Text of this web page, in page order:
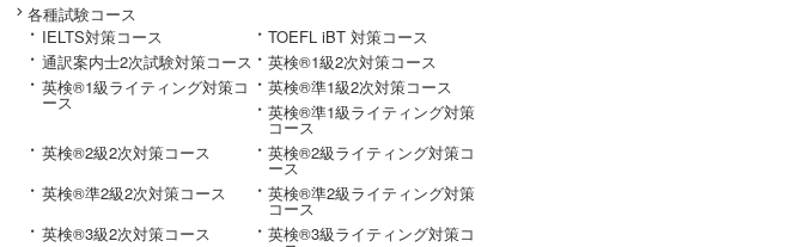
各種試験コース
IELTS対策コース
TOEFL iBT 対策コース
通訳案内士2次試験対策コース
英検®1級2次対策コース
英検®1級ライティング対策コ
ース
英検®準1級2次対策コース
英検®準1級ライティング対策
コース
英検®2級2次対策コース
英検®2級ライティング対策コ
ース
英検®準2級2次対策コース
英検®準2級ライティング対策
コース
英検®3級2次対策コース
英検®3級ライティング対策コ